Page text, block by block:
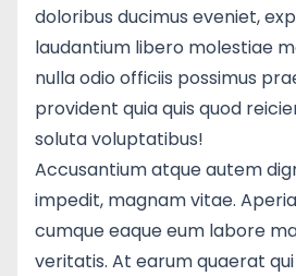
doloribus ducimus eveniet,
laudantium libero molestiae
nulla odio officiis possimus
provident quia quis quod
soluta voluptatibus!
Accusantium atque autem
impedit, magnam vitae.
cumque eaque eum labore
veritatis. At earum quaerat